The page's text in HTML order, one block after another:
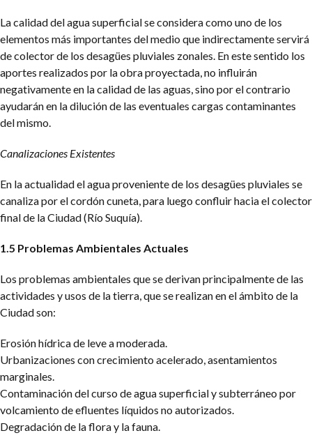
La calidad del agua superficial se considera como uno de los
elementos más importantes del medio que indirectamente servirá
de colector de los desagües pluviales zonales. En este sentido los
aportes realizados por la obra proyectada, no influirán
negativamente en la calidad de las aguas, sino por el contrario
ayudarán en la dilución de las eventuales cargas contaminantes
del mismo.
Canalizaciones Existentes
En la actualidad el agua proveniente de los desagües pluviales se
canaliza por el cordón cuneta, para luego confluir hacia el colector
final de la Ciudad (Río Suquía).
1.5 Problemas Ambientales Actuales
Los problemas ambientales que se derivan principalmente de las
actividades y usos de la tierra, que se realizan en el ámbito de la
Ciudad son:
Erosión hídrica de leve a moderada.
Urbanizaciones con crecimiento acelerado, asentamientos
marginales.
Contaminación del curso de agua superficial y subterráneo por
volcamiento de efluentes líquidos no autorizados.
Degradación de la flora y la fauna.